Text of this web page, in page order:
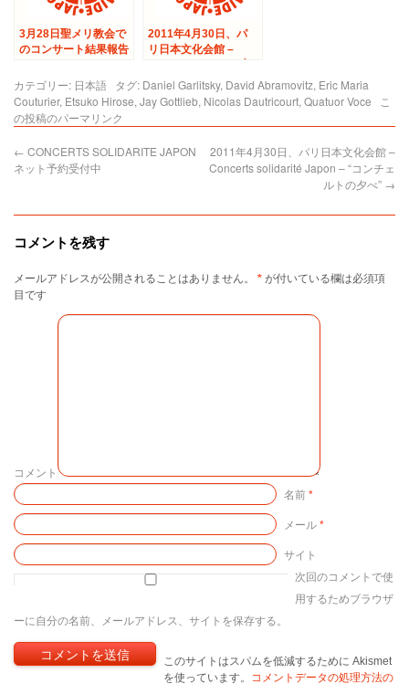
3月28日聖メリ教会で
のコンサート結果報告
2011年4月30日、パ
リ日本文化会館 –
Japon – “コンチェル
トの夕べ”
カテゴリー: 日本語 タグ: Daniel Garlitsky, David Abramovitz, Eric Maria
Couturier, Etsuko Hirose, Jay Gottlieb, Nicolas Dautricourt, Quatuor Voce
こ
の投稿のパーマリンク
← CONCERTS SOLIDARITE JAPON
ネット予約受付中
2011年4月30日、パリ日本文化会館 –
Concerts solidarité Japon – “コンチェ
ルトの夕べ” →
コメントを残す
メールアドレスが公開されることはありません。 * が付いている欄は必須項
目です
コメント
名前*
メール*
サイト
次回のコメントで使
用するためブラウザ
ーに自分の名前、メールアドレス、サイトを保存する。
このサイトはスパムを低減するために Akismet
を使っています。 コメントデータの処理方法の